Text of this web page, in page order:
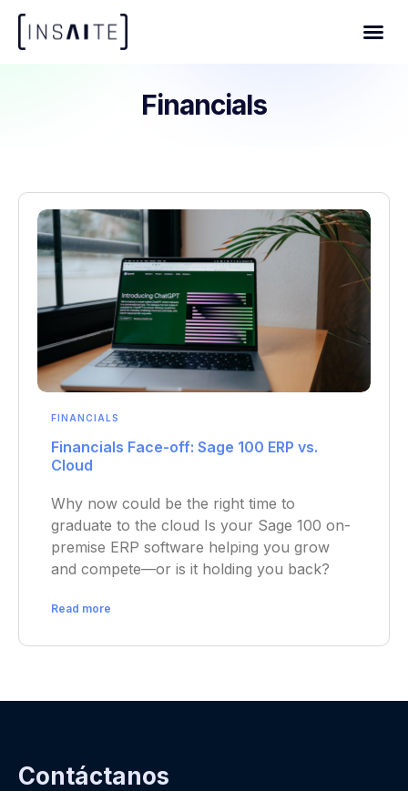
Financials
FINANCIALS
Financials Face-off: Sage 100 ERP vs.
Cloud
Why now could be the right time to
graduate to the cloud Is your Sage 100 on-
premise ERP software helping you grow
and compete—or is it holding you back?
Read more
Contáctanos